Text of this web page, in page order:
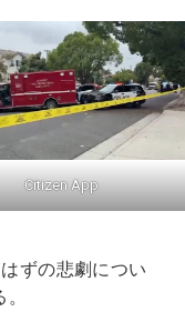
Citizen App
ずの悲劇につい